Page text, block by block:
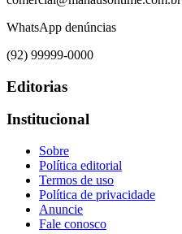
WhatsApp denúncias
(92) 99999-0000
Editorias
Institucional
Sobre
Política editorial
Termos de uso
Política de privacidade
Anuncie
Fale conosco